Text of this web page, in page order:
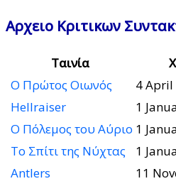
Αρχειο Κριτικων
Ταινία
Ο Πρώτος Οιωνός
4 April
Hellraiser
1
Ο Πόλεμος του Αύριο 1
Το Σπίτι της Νύχτας
1
Antlers
11